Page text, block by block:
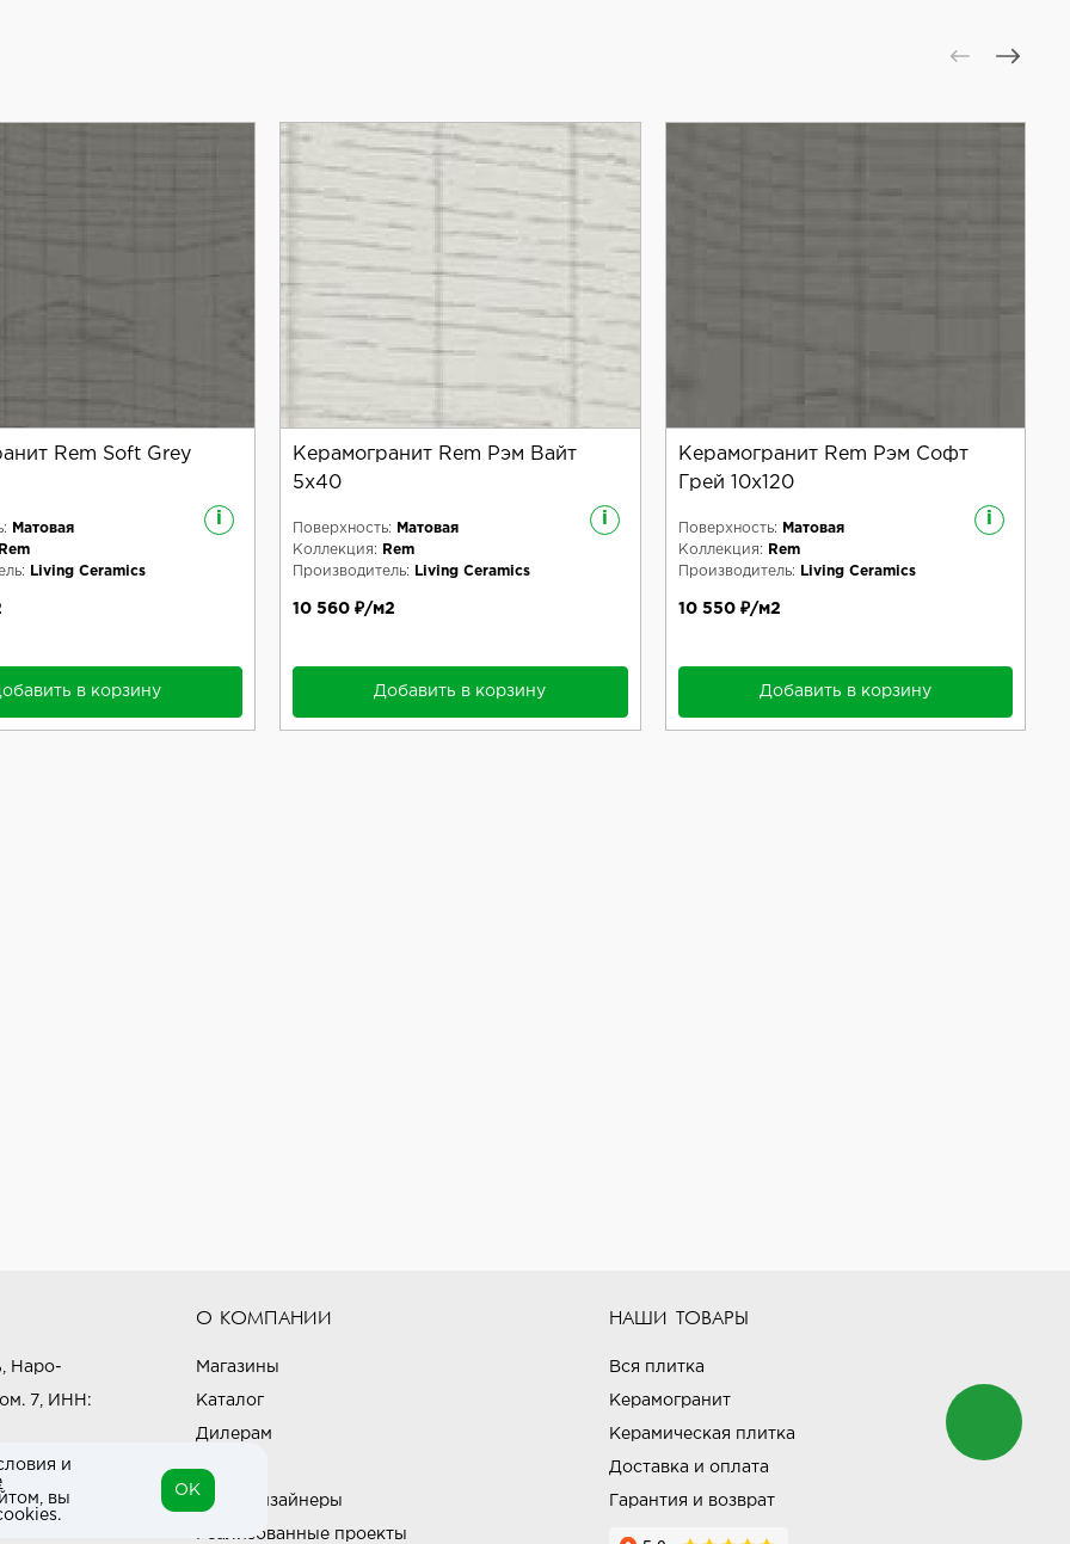
Rem Soft Grey
i
Матовая
Rem
Living Ceramics
в корзину
Керамогранит Rem Рэм Вайт
5x40
i
Поверхность:
Матовая
Коллекция:
Rem
Производитель:
Living Ceramics
10 560 ₽/м2
Добавить в корзину
Керамогранит Rem Рэм Софт
Грей 10x120
i
Поверхность:
Матовая
Коллекция:
Rem
Производитель:
Living Ceramics
10 550 ₽/м2
Добавить в корзину
Наро-
7, ИНН:
О КОМПАНИИ
Магазины
Каталог
Дилерам
Блог
Наши дизайнеры
Реализованные проекты
НАШИ ТОВАРЫ
Вся плитка
Керамогранит
Керамическая плитка
Доставка и оплата
Гарантия и возврат
и
вы
OK